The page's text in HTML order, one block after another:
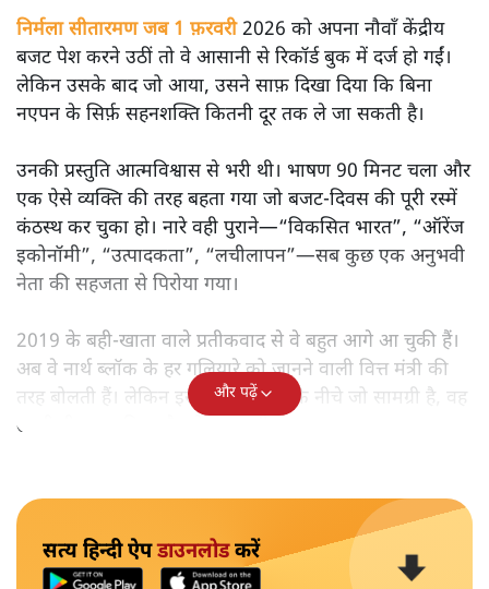
निर्मला सीतारमण जब 1 फ़रवरी2026 को अपना नौवाँ केंद्रीय
बजट पेश करने उठीं तो वे आसानी से रिकॉर्ड बुक में दर्ज हो गईं।
लेकिन उसके बाद जो आया, उसने साफ़ दिखा दिया कि बिना
नएपन के सिर्फ़ सहनशक्ति कितनी दूर तक ले जा सकती है।
उनकी प्रस्तुति आत्मविश्वास से भरी थी। भाषण 90 मिनट चला और
एक ऐसे व्यक्ति की तरह बहता गया जो बजट‑दिवस की पूरी रस्में
कंठस्थ कर चुका हो। नारे वही पुराने—“विकसित भारत”, “ऑरेंज
इकोनॉमी”, “उत्पादकता”, “लचीलापन”—सब कुछ एक अनुभवी
नेता की सहजता से पिरोया गया।
2019 के बही‑खाता वाले प्रतीकवाद से वे बहुत आगे आ चुकी हैं।
अब वे नार्थ ब्लॉक के हर गलियारे को जानने वाली वित्त मंत्री की
तरह बोलती हैं। लेकिन इस आत्मविश्वास के नीचे जो सामग्री है, वह
उतनी ही अनुमानित और दोहराव भरी।
और पढ़ें
सत्य हिन्दी ऐपडाउनलोडकरें